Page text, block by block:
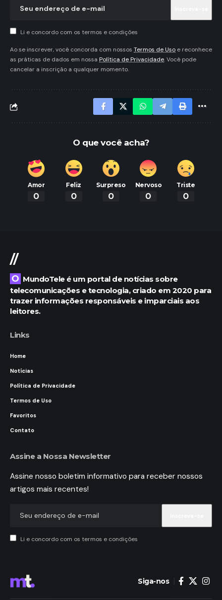
Li e concordo com os termos e condições
Ao se inscrever, você concorda com nossos Termos de Uso e reconhece
as práticas de dados em nossa Política de Privacidade. Você pode
cancelar a inscrição a qualquer momento.
O que você acha?
Amor
0
Feliz
0
Surpreso
0
Nervoso
0
Triste
0
//
O MundoTele é um portal de notícias sobre
telecomunicações e tecnologia, criado em 2020 para
trazer informações responsáveis e imparciais aos
leitores.
Links
Home
Notícias
Política de Privacidade
Termos de Uso
Favoritos
Contato
Assine a Nossa Newsletter
Assine nosso boletim informativo para receber nossos
artigos mais recentes!
Li e concordo com os termos e condições
Siga-nos